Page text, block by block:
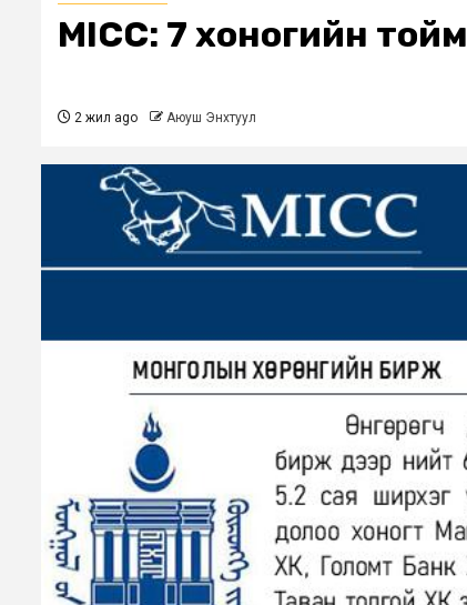
MICC: 7 хоногийн тойм
2 жил ago Аюуш Энхтуул